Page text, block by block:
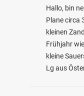
Hallo, bin
Plane circa
kleinen
Frühjahr
kleine
Lg aus